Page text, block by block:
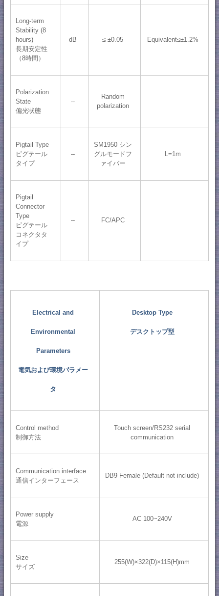
Long-term
Stability (8
hours)
長期安定性
（8時間）
dB ≤ ±0.05 Equivalent≤±1.2%
Polarization
State
偏光状態
--
Random
polarization
Pigtail Type
ピグテール
タイプ
--
SM1950 シン
グルモードフ
ァイバー
L=1m
Pigtail
Connector
Type
ピグテール
コネクタタ
イプ
-- FC/APC
Electrical and
Environmental
Parameters
電気および環境パラメー
タ
Desktop Type
デスクトップ型
Control method
制御方法
Touch screen/RS232 serial
communication
Communication interface
通信インターフェース
DB9 Female (Default not include)
Power supply
電源
AC 100~240V
Size
サイズ
255(W)×322(D)×115(H)mm